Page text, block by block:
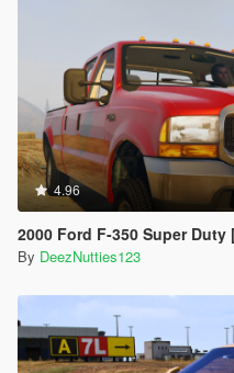
4.96
2000 Ford F-350 Super Duty
By DeezNutties123